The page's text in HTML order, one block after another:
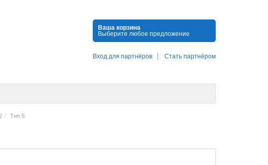
Ваша корзина
Выберите любое предложение
Вход для партнёров Стать партнёром
Тип 5